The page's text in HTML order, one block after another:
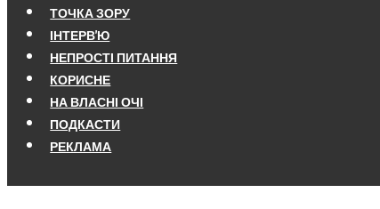
ТОЧКА ЗОРУ
ІНТЕРВ'Ю
НЕПРОСТІ ПИТАННЯ
КОРИСНЕ
НА ВЛАСНІ ОЧІ
ПОДКАСТИ
РЕКЛАМА